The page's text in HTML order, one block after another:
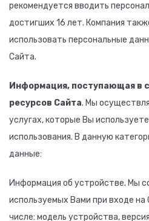
рекомендуется вводить
достигших 16 лет. Компания
использовать персональные
Сайта.
Информация, поступающая в
ресурсов Сайта. Мы
услугах, которые Вы
использования. В данную
данные:
Информация об устройстве. Мы
используемых Вами при входе
числе: модель устройства,